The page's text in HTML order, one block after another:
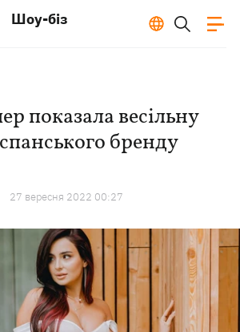
Шоу-біз
показала весільну
бренду
27 вересня 2022 00:27